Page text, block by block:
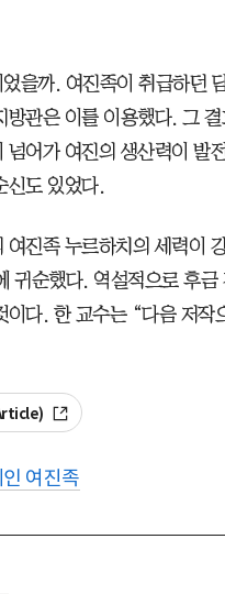
을까. 여진족이 취급하던
방관은 이를 이용했다. 그
어가 여진의 생산력이 발
신도 있었다.
여진족 누르하치의 세력이
귀순했다. 역설적으로 후
이다. 한 교수는 “다음 저작
여진족